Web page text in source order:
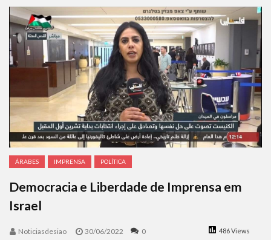
Benjamin Netanyahu faz discurso impactante no Congresso da JNS 2026
ÁRABES IMPRENSA POLÍTICA
Democracia e Liberdade de Imprensa em
Israel
Noticiasdesiao 30/06/2022 486 Views
0